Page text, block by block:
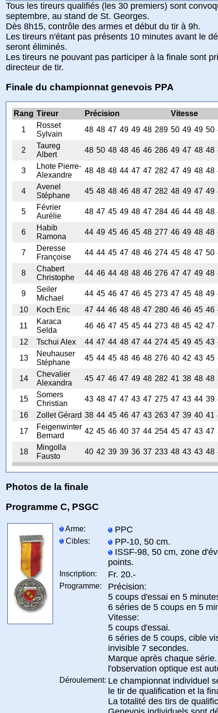
Tous les tireurs qualifiés (les 30 premiers) sont
septembre, au stand de St. Georges.
Dès 8h15, contrôle des armes et début du tir à 9h.
Les tireurs n'étant pas présents 10 minutes avant le
seront éliminés.
Les tireurs ne pouvant pas participer à la finale sont
directeur de tir.
Finale du championnat genevois PPA
Rang Tireur Précision
Vitesse
1
Rosset
Sylvain
48 48 47 49 49 48 289 50 49 49 50
2
Taureg
Albert
48 50 48 48 46 46 286 49 47 48 48
3
Lhote Pierre-
Alexandre
48 48 48 44 47 47 282 47 49 48 48
4
Avenel
Stéphane
45 48 48 46 48 47 282 48 49 47 49
5
Février
Aurélie
48 47 45 49 48 47 284 46 44 48 48
6
Habib
Ramona
44 49 45 46 45 48 277 46 49 48 48
7
Deresse
Françoise
44 44 45 47 48 46 274 45 48 47 50
8
Chabert
Christophe
44 46 44 48 48 46 276 47 47 49 48
9
Seiler
Michael
44 45 46 47 46 45 273 47 45 48 49
10
Koch Eric 47 44 46 48 48 47 280 46 46 45 46
11
Karaca
Selda
46 46 47 45 45 44 273 48 45 42 47
12
Tschui Alex 44 47 44 48 47 44 274 45 49 45 43
13
Neuhauser
Stéphane
45 44 45 48 46 48 276 40 42 43 45
14
Chevalier
Alexandra
45 47 46 47 49 48 282 41 38 48 48
15
Somers
Christian
43 48 47 47 43 47 275 47 43 44 39
16
Zollet Gérard 38 44 45 46 47 43 263 47 39 40 41
17
Feigenwinter
Bernard
42 45 46 40 37 44 254 45 47 43 47
18
Mingolla
Fausto
40 42 39 39 36 37 233 48 43 43 48
Photos de la finale
Programme C, PSGC
Arme: PPC
Cibles:
PP-10, 50 cm.
ISSF-98, 50 cm, zone
points.
Inscription: Fr. 20.-
Programme:
Précision:
5 coups d'essai en 5
6 séries de 5 coups en 5
Vitesse:
5 coups d'essai.
6 séries de 5 coups, cible
invisible 7 secondes.
Marque après chaque
l'observation optique est
Déroulement: Le championnat individuel
le tir de qualification et la
La totalité des tirs de